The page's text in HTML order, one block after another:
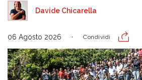
Davide Chicarella
06 Agosto 2026 Condividi